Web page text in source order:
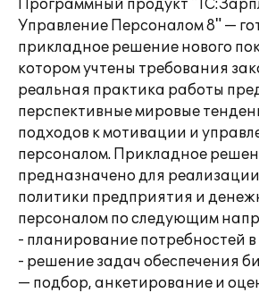
Программный продукт
Управление Персоналом 8" —
прикладное решение нового
котором учтены требования
реальная практика работы
перспективные мировые
подходов к мотивации и
персоналом. Прикладное
предназначено для
политики предприятия и
персоналом по следующим
- планирование потребностей
- решение задач обеспечения
— подбор, анкетирование и